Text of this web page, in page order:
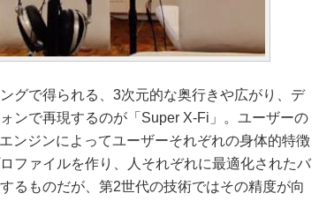
グで得られる、3次元的な奥行きや広がり、デ
ンで再現するのが「Super X-Fi」。ユーザーの
ンジンによってユーザーそれぞれの身体的特徴
ファイルを作り、人それぞれに最適化されたバ
るものだが、第2世代の技術ではその精度が向